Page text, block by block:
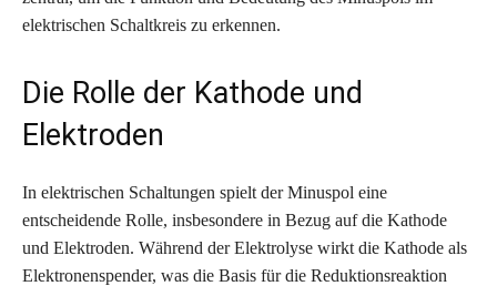
elektrischen Schaltkreis zu erkennen.
Die Rolle der Kathode und
Elektroden
In elektrischen Schaltungen spielt der Minuspol eine
entscheidende Rolle, insbesondere in Bezug auf die Kathode
und Elektroden. Während der Elektrolyse wirkt die Kathode als
Elektronenspender, was die Basis für die Reduktionsreaktion